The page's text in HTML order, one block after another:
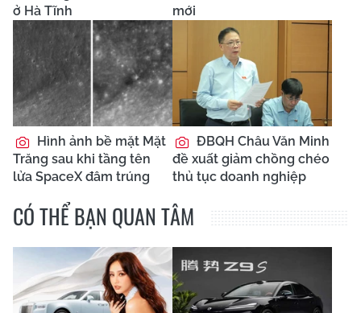
ở Hà Tĩnh
mới
Hình ảnh bề mặt Mặt
Trăng sau khi tầng tên
lửa SpaceX đâm trúng
ĐBQH Châu Văn Minh
đề xuất giảm chồng chéo
thủ tục doanh nghiệp
CÓ THỂ BẠN QUAN TÂM